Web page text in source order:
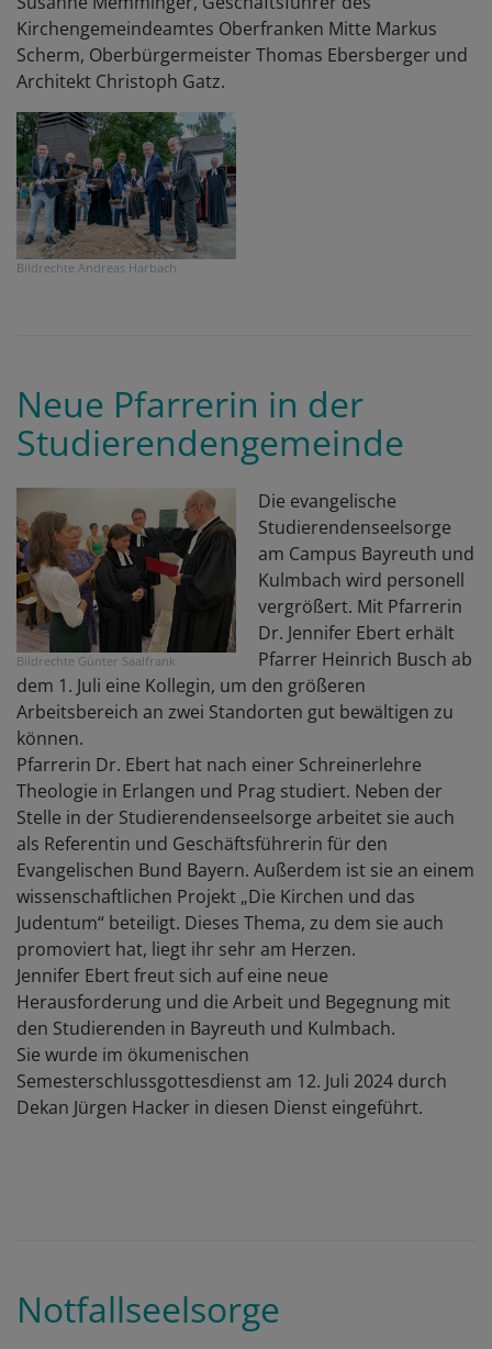
Kirchengemeindeamtes Oberfranken Mitte Markus
Scherm, Oberbürgermeister Thomas Ebersberger und
Architekt Christoph Gatz.
Bildrechte Andreas Harbach
Neue Pfarrerin in der
Studierendengemeinde
Bildrechte Günter Saalfrank
Die evangelische
Studierendenseelsorge
am Campus Bayreuth und
Kulmbach wird personell
vergrößert. Mit Pfarrerin
Dr. Jennifer Ebert erhält
Pfarrer Heinrich Busch ab
dem 1. Juli eine Kollegin, um den größeren
Arbeitsbereich an zwei Standorten gut bewältigen zu
können.
Pfarrerin Dr. Ebert hat nach einer Schreinerlehre
Theologie in Erlangen und Prag studiert. Neben der
Stelle in der Studierendenseelsorge arbeitet sie auch
als Referentin und Geschäftsführerin für den
Evangelischen Bund Bayern. Außerdem ist sie an einem
wissenschaftlichen Projekt „Die Kirchen und das
Judentum“ beteiligt. Dieses Thema, zu dem sie auch
promoviert hat, liegt ihr sehr am Herzen.
Jennifer Ebert freut sich auf eine neue
Herausforderung und die Arbeit und Begegnung mit
den Studierenden in Bayreuth und Kulmbach.
Sie wurde im ökumenischen
Semesterschlussgottesdienst am 12. Juli 2024 durch
Dekan Jürgen Hacker in diesen Dienst eingeführt.
Notfallseelsorge